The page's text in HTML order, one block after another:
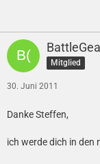
Mitglied
30. Juni 2011
Danke Steffen,
ich werde dich in den